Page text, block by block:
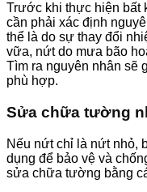
Trước khi thực hiện bất
cần phải xác định
thể là do sự thay đổi
vữa, nứt do mưa bão
Tìm ra nguyên nhân sẽ
phù hợp.
Sửa chữa tường
Nếu nứt chỉ là nứt nhỏ,
dụng để bảo vệ và
sửa chữa tường bằng